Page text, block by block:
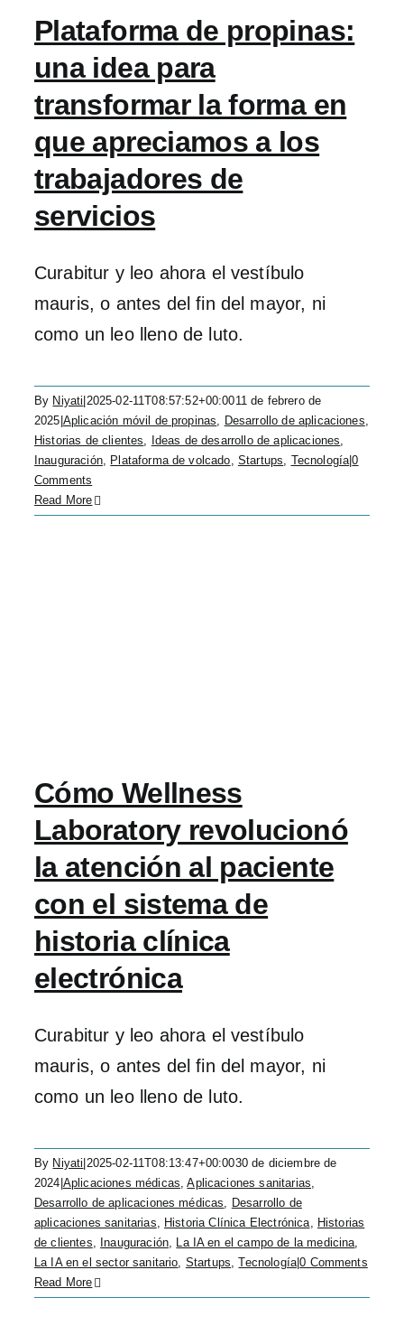
RFP
Plataforma de propinas:
una idea para
transformar la forma en
que apreciamos a los
trabajadores de
servicios
Curabitur y leo ahora el vestíbulo
mauris, o antes del fin del mayor, ni
como un leo lleno de luto.
By Niyati 2025-02-11T08:57:52+00:0011 de febrero de
2025 Aplicación móvil de propinas, Desarrollo de aplicaciones,
Historias de clientes, Ideas de desarrollo de aplicaciones,
Inauguración, Plataforma de volcado, Startups, Tecnología|0
Comments
Read More
Cómo Wellness
Laboratory revolucionó
la atención al paciente
con el sistema de
historia clínica
electrónica
Curabitur y leo ahora el vestíbulo
mauris, o antes del fin del mayor, ni
como un leo lleno de luto.
By Niyati 2025-02-11T08:13:47+00:0030 de diciembre de
2024 Aplicaciones médicas,Aplicaciones sanitarias,
Desarrollo de aplicaciones médicas, Desarrollo de
aplicaciones sanitarias, Historia Clínica Electrónica, Historias
de clientes, Inauguración, La IA en el campo de la medicina,
La IA en el sector sanitario, Startups,Tecnología|0 Comments
Read More